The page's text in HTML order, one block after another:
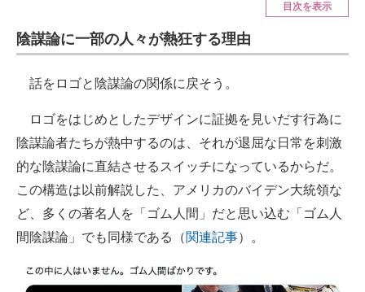
ITの今と未来を見通す
スマホと通信の最新トレンド
進化するPCとデバイスの未来
好きが集まる 比べて選べる
ビジネスと働き方のヒント
AI活用のいまが分かる
目次を表示
陰謀論に一部の人々が熱狂する理由
話をロゴと陰謀論の関係に戻そう。
ロゴをはじめとしたデザインに証拠を見いだす行為に
陰謀論者たちが熱中するのは、それが退屈な日常を刺激
的な陰謀論に直結させるスイッチになっているからだ。
この構造は以前解説した、アメリカのバイデン大統領な
ど、多くの著名人を「ゴム人間」だと思い込む「ゴム人
間陰謀論」でも同様である（関連記事）。